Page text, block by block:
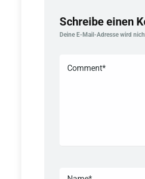
Schreibe einen
Deine E-Mail-Adresse wird